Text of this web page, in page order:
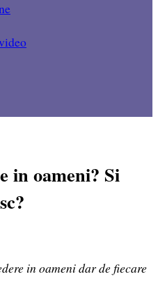
in oameni? Si
in oameni dar de fiecare